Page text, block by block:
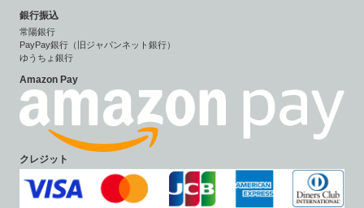
銀行振込
常陽銀行
PayPay銀行（旧ジャパンネット銀行）
ゆうちょ銀行
Amazon Pay
クレジット